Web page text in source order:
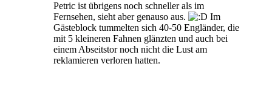
Petric ist übrigens noch schneller als im
Fernsehen, sieht aber genauso aus.
Im
Gästeblock tummelten sich 40-50 Engländer, die
mit 5 kleineren Fahnen glänzten und auch bei
einem Abseitstor noch nicht die Lust am
reklamieren verloren hatten.